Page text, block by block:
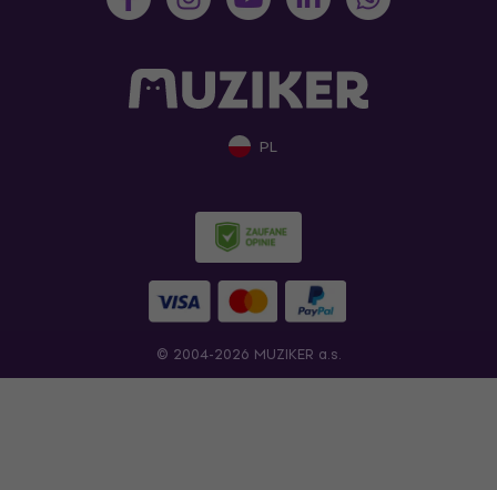
PL
© 2004-2026 MUZIKER a.s.